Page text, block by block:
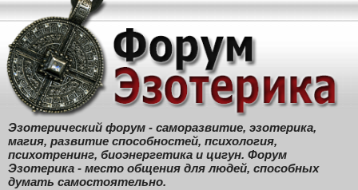
Эзотерический форум - саморазвитие, эзотерика,
магия, развитие способностей, психология,
психотренинг, биоэнергетика и цигун. Форум
Эзотерика - место общения для людей, способных
думать самостоятельно.